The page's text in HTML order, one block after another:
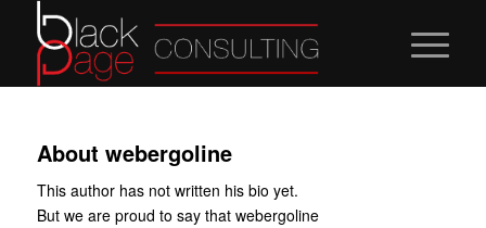
About webergoline
This author has not written his bio yet.
But we are proud to say that webergoline